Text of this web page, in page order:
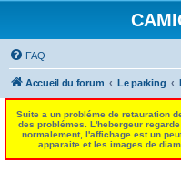
FAQ
Accueil du forum Le parking
Suite a un probléme de retauration
des problémes. L'hebergeur
normalement, l'affichage est un
apparaite et les images de